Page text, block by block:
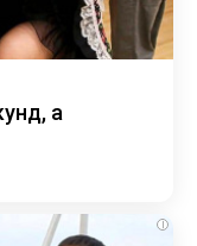
а
i